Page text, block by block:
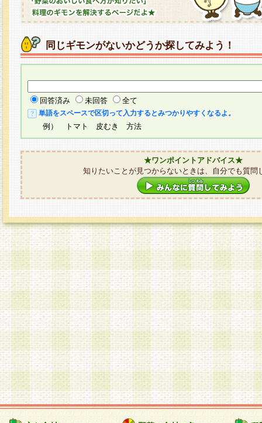
同じギモンがないかどうか探してみよう！
回答済み 未回答 全て
単語をスペースで区切って入力するとみつかりやすくなるよ。
例） トマト 皮むき 方法
★ワンポイントアドバイス★
知りたいことが見つからないときは、自分でも質問